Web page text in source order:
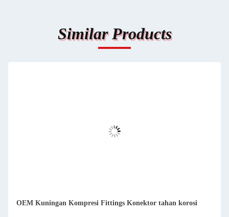
Similar Products
OEM Kuningan Kompresi Fittings Konektor tahan korosi